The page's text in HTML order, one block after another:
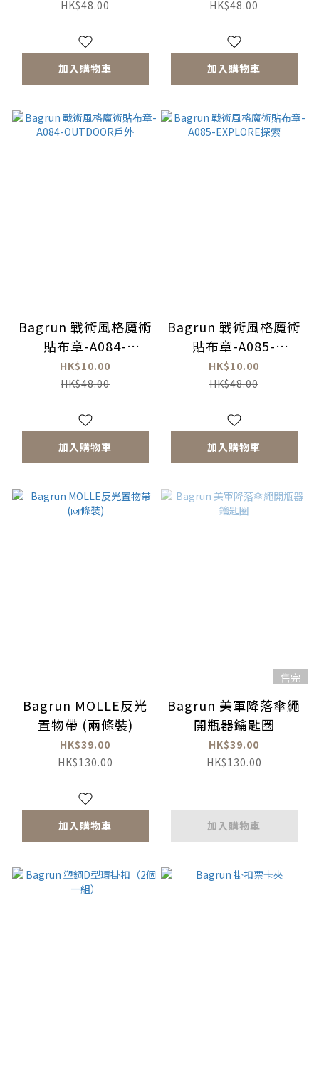
HK$48.00
加入購物車
HK$48.00
加入購物車
Bagrun 戰術風格魔術
貼布章-A084-
OUTDOOR戶外
HK$10.00
HK$48.00
加入購物車
Bagrun 戰術風格魔術
貼布章-A085-
EXPLORE探索
HK$10.00
HK$48.00
加入購物車
Bagrun MOLLE反光
置物帶 (兩條裝)
HK$39.00
HK$130.00
加入購物車
售完
Bagrun 美軍降落傘繩
開瓶器鑰匙圈
HK$39.00
HK$130.00
加入購物車